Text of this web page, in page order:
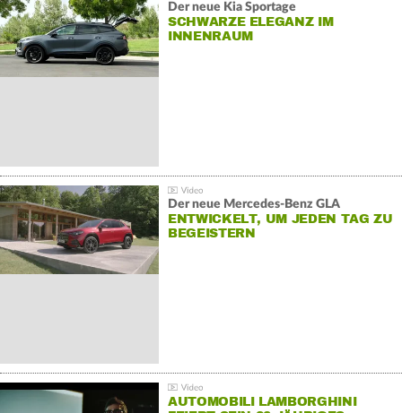
Der neue Kia Sportage
SCHWARZE ELEGANZ IM
INNENRAUM
Der neue Mercedes-Benz GLA
ENTWICKELT, UM JEDEN TAG ZU
BEGEISTERN
AUTOMOBILI LAMBORGHINI